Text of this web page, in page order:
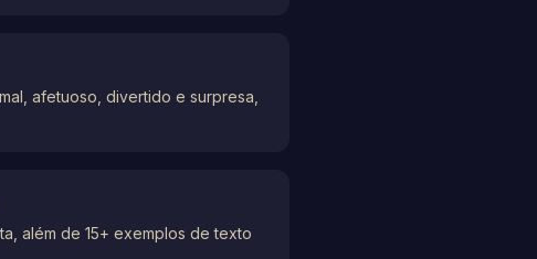
afetuoso, divertido e surpresa,
além de 15+ exemplos de texto